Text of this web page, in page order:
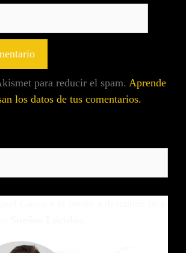
para reducir el spam. Aprende
los datos de tus comentarios.